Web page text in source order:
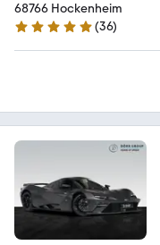
68766 Hockenheim
5 Sterne
(36)